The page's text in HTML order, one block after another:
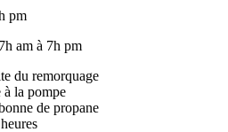
pm
am à 7h pm
du remorquage
à la pompe
de propane